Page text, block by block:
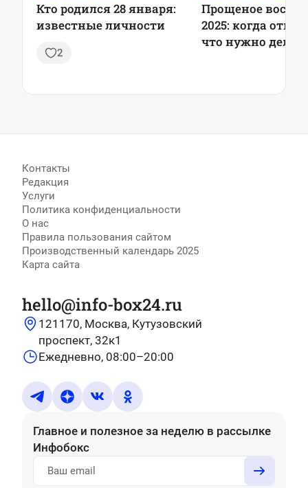
Кто родился 28 января:
известные личности
2
Прощеное
2025: когда
что нужно
Контакты
Редакция
Услуги
Политика конфиденциальности
О нас
Правила пользования сайтом
Производственный календарь 2025
Карта сайта
hello@info-box24.ru
121170, Москва, Кутузовский
проспект, 32к1
Ежедневно, 08:00–20:00
Главное и полезное за неделю в рассылке
Инфобокс